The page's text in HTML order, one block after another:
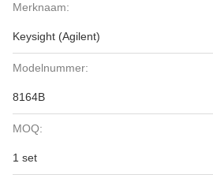
Merknaam:
Keysight (Agilent)
Modelnummer:
8164B
MOQ:
1 set